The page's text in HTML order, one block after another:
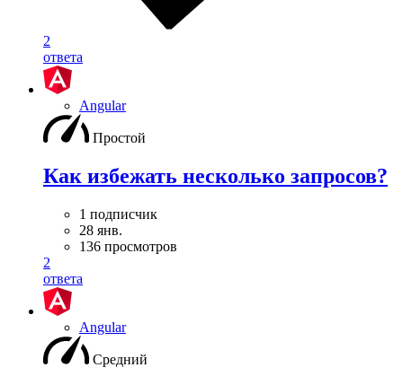
2
ответа
Angular
Простой
Как избежать несколько запросов?
1 подписчик
28 янв.
136 просмотров
2
ответа
Angular
Средний